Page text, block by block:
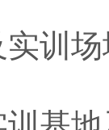
场